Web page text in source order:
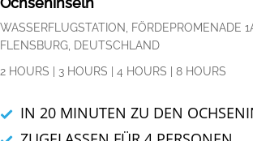
WASSERFLUGSTATION, FÖRDEPROMENADE
FLENSBURG, DEUTSCHLAND
2 HOURS
3 HOURS 4 HOURS 8 HOURS
IN 20 MINUTEN ZU DEN